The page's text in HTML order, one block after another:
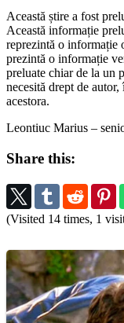
Această știre a fost
Această informație
reprezintă o informație
prezintă o informație
preluate chiar de la un
necesită drept de
acestora.
Leontiuc Marius –
Share this:
(Visited 14 times, 1